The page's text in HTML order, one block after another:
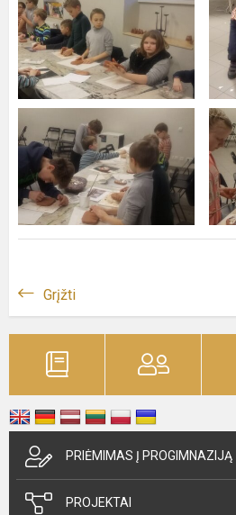
Grįžti
PRIĖMIMAS Į PROGIMNAZIJĄ
PROJEKTAI